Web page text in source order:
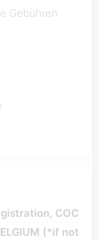
Gebühren
COC
(*if not